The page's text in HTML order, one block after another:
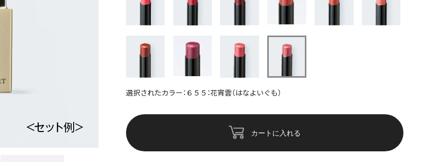
選択されたカラー：６５５：花宵雲（はなよいぐも）
カートに入れる